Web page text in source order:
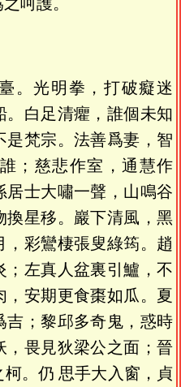
。光明拳，打破癡迷
。白足清癯，誰個未知
是梵宗。法善爲妻，智
；慈悲作室，通慧作
居士大嘯一聲，山鳴谷
換星移。巖下清風，黑
，彩鸞棲張叟綠筠。趙
；左真人盆裏引鱸，不
，安期更食棗如瓜。夏
吉；黎邱多奇鬼，惑時
，畏見狄梁公之面；晉
。仍 思手大入窗，貞